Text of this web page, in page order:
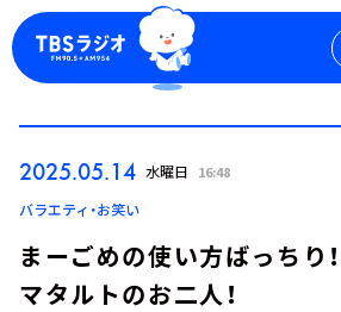
ログイン
2025.05.14 水曜日 16:48
バラエティ・お笑い
まーごめの使い方ばっちり
マタルトのお二人！